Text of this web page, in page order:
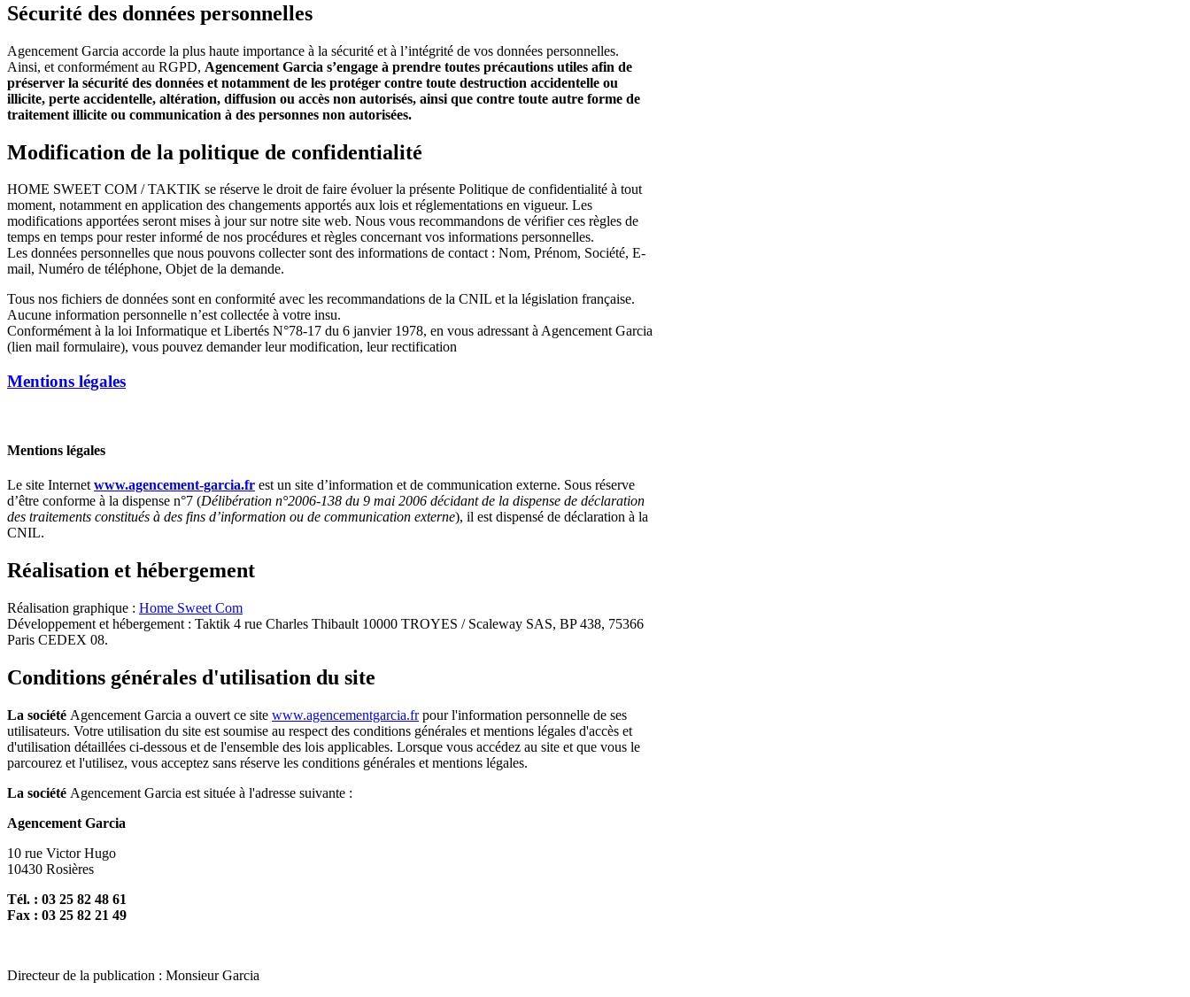
Sécurité des données personnelles
Agencement Garcia accorde la plus haute importance à la sécurité et à l’intégrité de vos données personnelles.
Ainsi, et conformément au RGPD, Agencement Garcia s’engage à prendre toutes précautions utiles afin de
préserver la sécurité des données et notamment de les protéger contre toute destruction accidentelle ou
illicite, perte accidentelle, altération, diffusion ou accès non autorisés, ainsi que contre toute autre forme de
traitement illicite ou communication à des personnes non autorisées.
Modification de la politique de confidentialité
HOME SWEET COM / TAKTIK se réserve le droit de faire évoluer la présente Politique de confidentialité à tout
moment, notamment en application des changements apportés aux lois et réglementations en vigueur. Les
modifications apportées seront mises à jour sur notre site web. Nous vous recommandons de vérifier ces règles de
temps en temps pour rester informé de nos procédures et règles concernant vos informations personnelles.
Les données personnelles que nous pouvons collecter sont des informations de contact : Nom, Prénom, Société, E-
mail, Numéro de téléphone, Objet de la demande.
Tous nos fichiers de données sont en conformité avec les recommandations de la CNIL et la législation française.
Aucune information personnelle n’est collectée à votre insu.
Conformément à la loi Informatique et Libertés N°78-17 du 6 janvier 1978, en vous adressant à Agencement Garcia
(lien mail formulaire), vous pouvez demander leur modification, leur rectification
Mentions légales
Mentions légales
Le site Internetwww.agencement-garcia.fr est un site d’information et de communication externe. Sous réserve
d’être conforme à la dispense n°7 (Délibération n°2006-138 du 9 mai 2006 décidant de la dispense de déclaration
des traitements constitués à des fins d’information ou de communication externe), il est dispensé de déclaration à la
CNIL.
Réalisation et hébergement
Réalisation graphique : Home Sweet Com
Développement et hébergement : Taktik 4 rue Charles Thibault 10000 TROYES / Scaleway SAS, BP 438, 75366
Paris CEDEX 08.
Conditions générales d'utilisation du site
La société Agencement Garcia a ouvert ce site www.agencementgarcia.frpour l'information personnelle de ses
utilisateurs. Votre utilisation du site est soumise au respect des conditions générales et mentions légales d'accès et
d'utilisation détaillées ci-dessous et de l'ensemble des lois applicables. Lorsque vous accédez au site et que vous le
parcourez et l'utilisez, vous acceptez sans réserve les conditions générales et mentions légales.
La société Agencement Garcia est située à l'adresse suivante :
Agencement Garcia
10 rue Victor Hugo
10430 Rosières
Tél. : 03 25 82 48 61
Fax : 03 25 82 21 49
Directeur de la publication : Monsieur Garcia